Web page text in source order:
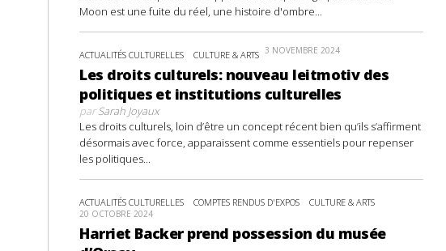
Moon est une fuite du réel, une histoire d'ombre...
ACTUALITÉS CULTURELLES CULTURE & ARTS 3 NOVEMBRE 2024
Les droits culturels: nouveau leitmotiv des
politiques et institutions culturelles
parSarah Joyaux
Les droits culturels, loin d’être un concept récent bien qu’ils s’affirment
désormais avec force, apparaissent comme essentiels pour repenser
les politiques...
ACTUALITÉS CULTURELLES COMPTES RENDUS D'EXPOS CULTURE & ARTS
20 OCTOBRE 2024
Harriet Backer prend possession du musée